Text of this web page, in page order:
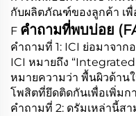
กับผลิตภัณฑ์ของลูกค้า เพื่
F คำถามที่พบบ่อย
คำถามที่ 1: ICI ย่อมาจาก
ICI หมายถึง
หมายความว่า พื้นผิวด้าน
โพสิตที่ยึดติดกันเพื่อเพิ่มก
คำถามที่ 2: ดรัมเหล่านี้ส